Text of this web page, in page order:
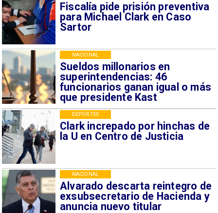
Fiscalía pide prisión preventiva
para Michael Clark en Caso
Sartor
Sueldos millonarios en
superintendencias: 46
funcionarios ganan igual o más
que presidente Kast
NACIONAL
Clark increpado por hinchas de
la U en Centro de Justicia
DEPORTES
Alvarado descarta reintegro de
exsubsecretario de Hacienda y
anuncia nuevo titular
NACIONAL